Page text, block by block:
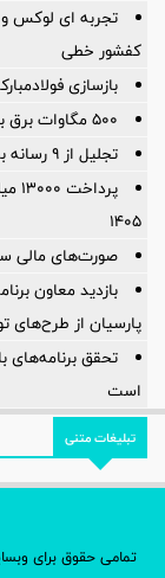
تجربه ای لوکس و
کفشور خطی
بازسازی
۵۰۰ مگاوات برق برای صنایع تأمین شد
تجلیل از ۹ رسانه برتر «پویش سایپا_رسانه»
۱۴۰۵
صورت‌های مالی سال ۱۴۰۴ بیمه سامان به تصویب
بازدید معاون
پارسیان از طرح‌های
تحقق برنامه‌های
است
تبلیغات متنی
تمامی حقوق برای